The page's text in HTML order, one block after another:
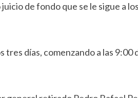
de fondo que se le sigue a
días, comenzando a las 9:00